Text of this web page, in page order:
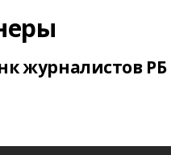
журналистов РБ